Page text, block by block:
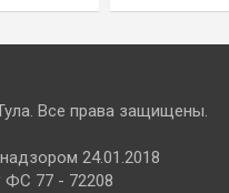
Все права защищены.
24.01.2018
77 - 72208